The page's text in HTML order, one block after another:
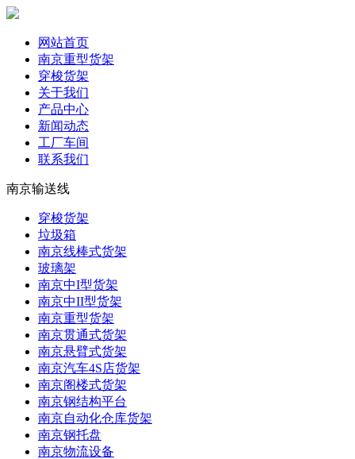
网站首页
南京重型货架
穿梭货架
关于我们
产品中心
新闻动态
工厂车间
联系我们
南京输送线
穿梭货架
垃圾箱
南京线棒式货架
玻璃架
南京中I型货架
南京中II型货架
南京重型货架
南京贯通式货架
南京悬臂式货架
南京汽车4S店货架
南京阁楼式货架
南京钢结构平台
南京自动化仓库货架
南京钢托盘
南京物流设备